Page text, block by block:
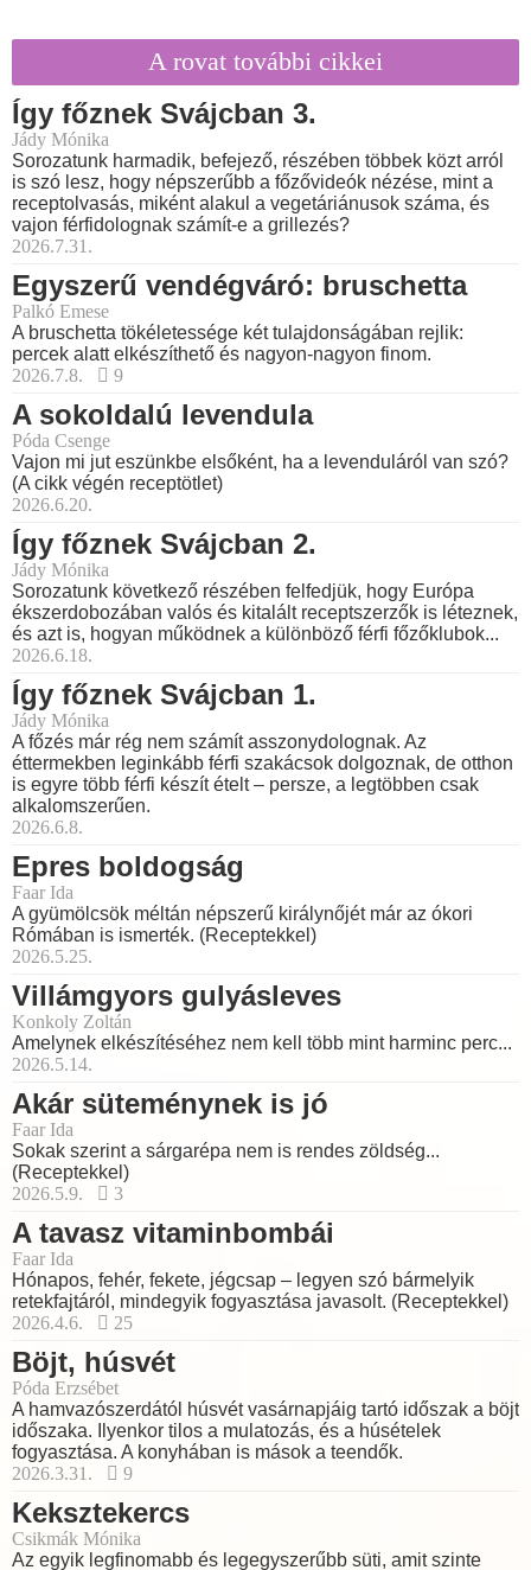
A rovat további cikkei
Így főznek Svájcban 3.
Jády Mónika
Sorozatunk harmadik, befejező, részében többek közt arról
is szó lesz, hogy népszerűbb a főzővideók nézése, mint a
receptolvasás, miként alakul a vegetáriánusok száma, és
vajon férfidolognak számít-e a grillezés?
2026.7.31.
Egyszerű vendégváró: bruschetta
Palkó Emese
A bruschetta tökéletessége két tulajdonságában rejlik:
percek alatt elkészíthető és nagyon-nagyon finom.
2026.7.8.
9
A sokoldalú levendula
Póda Csenge
Vajon mi jut eszünkbe elsőként, ha a levenduláról van szó?
(A cikk végén receptötlet)
2026.6.20.
Így főznek Svájcban 2.
Jády Mónika
Sorozatunk következő részében felfedjük, hogy Európa
ékszerdobozában valós és kitalált receptszerzők is léteznek,
és azt is, hogyan működnek a különböző férfi főzőklubok...
2026.6.18.
Így főznek Svájcban 1.
Jády Mónika
A főzés már rég nem számít asszonydolognak. Az
éttermekben leginkább férfi szakácsok dolgoznak, de otthon
is egyre több férfi készít ételt – persze, a legtöbben csak
alkalomszerűen.
2026.6.8.
Epres boldogság
Faar Ida
A gyümölcsök méltán népszerű királynőjét már az ókori
Rómában is ismerték. (Receptekkel)
2026.5.25.
Villámgyors gulyásleves
Konkoly Zoltán
Amelynek elkészítéséhez nem kell több mint harminc perc...
2026.5.14.
Akár süteménynek is jó
Faar Ida
Sokak szerint a sárgarépa nem is rendes zöldség...
(Receptekkel)
2026.5.9.
3
A tavasz vitaminbombái
Faar Ida
Hónapos, fehér, fekete, jégcsap – legyen szó bármelyik
retekfajtáról, mindegyik fogyasztása javasolt. (Receptekkel)
2026.4.6.
25
Böjt, húsvét
Póda Erzsébet
A hamvazószerdától húsvét vasárnapjáig tartó időszak a böjt
időszaka. Ilyenkor tilos a mulatozás, és a húsételek
fogyasztása. A konyhában is mások a teendők.
2026.3.31.
9
Keksztekercs
Csikmák Mónika
Az egyik legfinomabb és legegyszerűbb süti, amit szinte